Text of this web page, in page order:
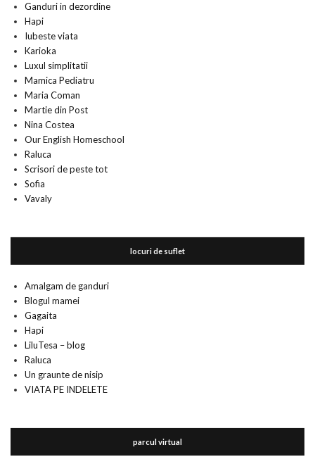
Ganduri in dezordine
Hapi
Iubeste viata
Karioka
Luxul simplitatii
Mamica Pediatru
Maria Coman
Martie din Post
Nina Costea
Our English Homeschool
Raluca
Scrisori de peste tot
Sofia
Vavaly
locuri de suflet
Amalgam de ganduri
Blogul mamei
Gagaita
Hapi
LiluTesa – blog
Raluca
Un graunte de nisip
VIATA PE INDELETE
parcul virtual